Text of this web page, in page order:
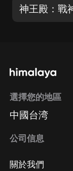
神王殿：戰
選擇您的地區
中國台湾
公司信息
關於我們